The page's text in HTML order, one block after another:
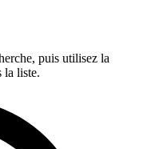
puis utilisez la
la liste.